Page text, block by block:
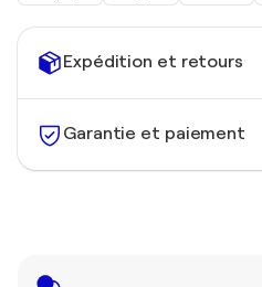
Expédition et retours
Garantie et paiement